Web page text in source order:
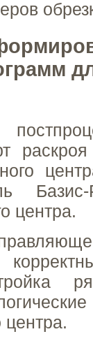
центра.
центра.